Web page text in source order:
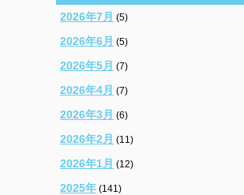
2026年7月 (5)
2026年6月 (5)
2026年5月 (7)
2026年4月 (7)
2026年3月 (6)
2026年2月 (11)
2026年1月 (12)
2025年 (141)